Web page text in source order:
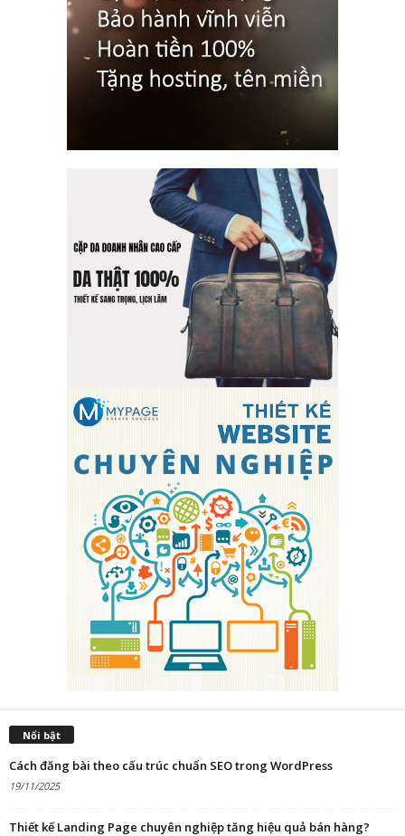
Nổi bật
Cách đăng bài theo cấu trúc chuẩn SEO trong WordPress
19/11/2025
Thiết kế Landing Page chuyên nghiệp tăng hiệu quả bán hàng?